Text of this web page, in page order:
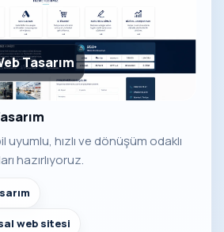
Tasarım
uyumlu, hızlı ve dönüşüm odaklı
hazırlıyoruz.
web sitesi